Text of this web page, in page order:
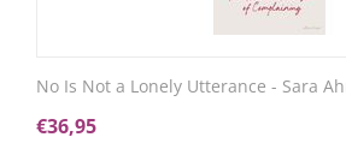
No Is Not a Lonely Utterance - Sara
€36,95